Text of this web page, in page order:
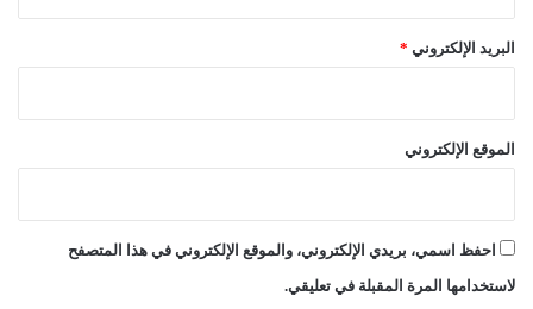
البريد الإلكتروني *
الموقع الإلكتروني
احفظ اسمي، بريدي الإلكتروني، والموقع الإلكتروني في هذا المتصفح
لاستخدامها المرة المقبلة في تعليقي.